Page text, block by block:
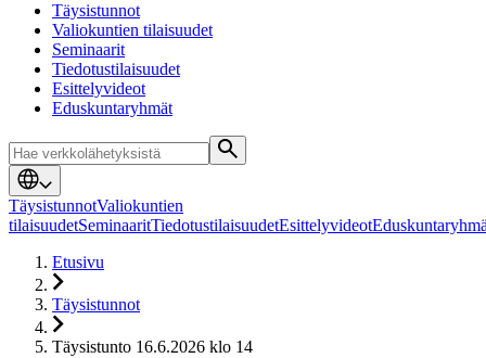
Täysistunnot
Valiokuntien tilaisuudet
Seminaarit
Tiedotustilaisuudet
Esittelyvideot
Eduskuntaryhmät
TäysistunnotValiokuntien
tilaisuudetSeminaaritTiedotustilaisuudetEsittelyvideot
Etusivu
Täysistunnot
Täysistunto 16.6.2026 klo 14